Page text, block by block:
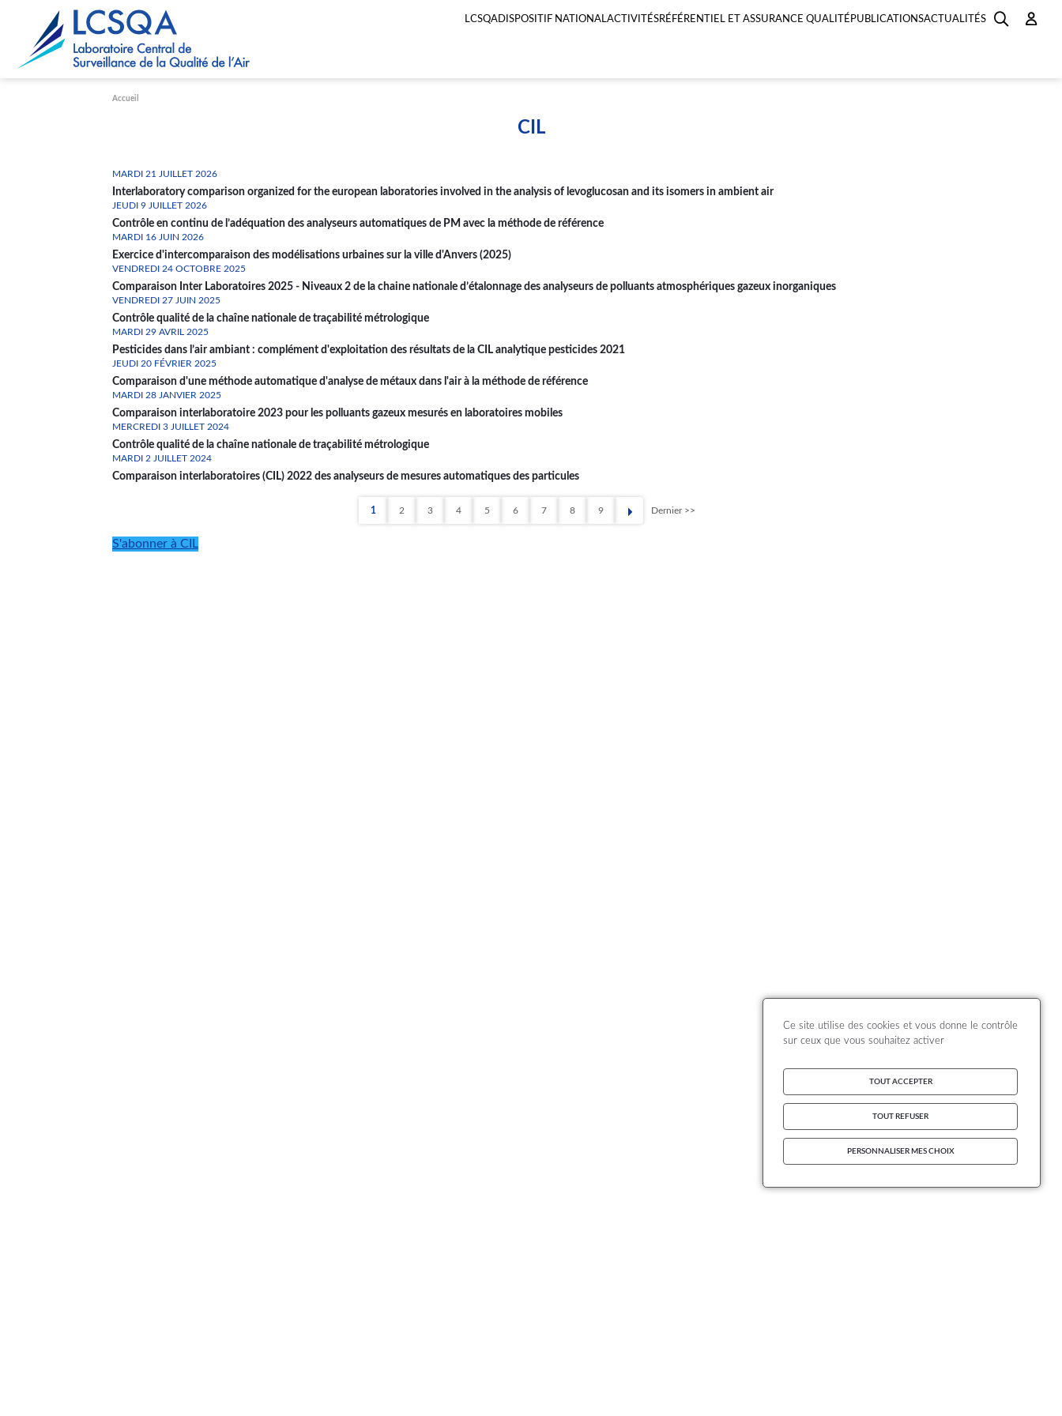
LCSQADISPOSITIF NATIONALACTIVITÉSRÉFÉRENTIEL ET ASSURANCE QUALITÉ PUBLICATIONSACTUALITÉS
Accueil
CIL
MARDI 21 JUILLET 2026
Interlaboratory comparison organized for the european laboratories involved in the analysis of levoglucosan and its isomers in ambient air
JEUDI 9 JUILLET 2026
Contrôle en continu de l’adéquation des analyseurs automatiques de PM avec la méthode de référence
MARDI 16 JUIN 2026
Exercice d'intercomparaison des modélisations urbaines sur la ville d'Anvers (2025)
VENDREDI 24 OCTOBRE 2025
Comparaison Inter Laboratoires 2025 - Niveaux 2 de la chaine nationale d’étalonnage des analyseurs de polluants atmosphériques gazeux inorganiques
VENDREDI 27 JUIN 2025
Contrôle qualité de la chaîne nationale de traçabilité métrologique
MARDI 29 AVRIL 2025
Pesticides dans l’air ambiant : complément d'exploitation des résultats de la CIL analytique pesticides 2021
JEUDI 20 FÉVRIER 2025
Comparaison d'une méthode automatique d'analyse de métaux dans l'air à la méthode de référence
MARDI 28 JANVIER 2025
Comparaison interlaboratoire 2023 pour les polluants gazeux mesurés en laboratoires mobiles
MERCREDI 3 JUILLET 2024
Contrôle qualité de la chaîne nationale de traçabilité métrologique
MARDI 2 JUILLET 2024
Comparaison interlaboratoires (CIL) 2022 des analyseurs de mesures automatiques des particules
Page
1
Page
2
Page
3
Page
4
Page
5
Page
6
Page
7
Page
8
Page
9
Dernière
Dernier >>
S'abonner à CIL
Paramétrer les cookies
Ce site utilise des cookies et vous donne le contrôle
sur ceux que vous souhaitez activer
TOUT ACCEPTER
TOUT REFUSER
PERSONNALISER MES CHOIX